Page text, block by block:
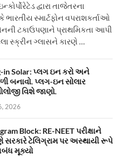
દ્વારા તાજેતરના
સ્માર્ટફોન વપરાશકર્તાઓ
ટકાઉપણાને પ્રાથમિકતા આપી
સ્ક્રીન ગ્લાસને કારણે …
in Solar: પ્લગ ઇન કરો અને
બનાવો. પ્લગ-ઇન સોલાર
વિશે જાણો.
2026
Block: RE-NEET પરીક્ષાને
સરકારે ટેલિગ્રામ પર અસ્થાયી રૂપે
મૂક્યો